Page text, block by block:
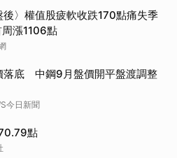
後〉權值股疲軟收跌170點痛失季
漲1106點
落底 中鋼9月盤價開平盤渡調整
今日新聞
點